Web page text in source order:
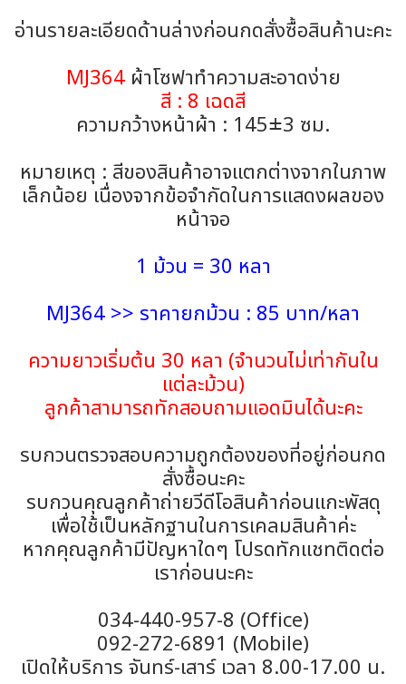
อ่านรายละเอียดด้านล่างก่อนกดสั่งซื้อสินค้านะคะ
MJ364ผ้าโซฟาทำความสะอาดง่าย
สี : 8 เฉดสี
ความกว้างหน้าผ้า : 145±3 ซม.
หมายเหตุ : สีของสินค้าอาจแตกต่างจากในภาพ
เล็กน้อย เนื่องจากข้อจำกัดในการแสดงผลของ
หน้าจอ
1 ม้วน = 30 หลา
MJ364 >> ราคายกม้วน : 85 บาท/หลา
ความยาวเริ่มต้น 30 หลา (จำนวนไม่เท่ากันใน
แต่ละม้วน)
ลูกค้าสามารถทักสอบถามแอดมินได้นะคะ
รบกวนตรวจสอบความถูกต้องของที่อยู่ก่อนกด
สั่งซื้อนะคะ
รบกวนคุณลูกค้าถ่ายวีดีโอสินค้าก่อนแกะพัสดุ
เพื่อใช้เป็นหลักฐานในการเคลมสินค้าค่ะ
หากคุณลูกค้ามีปัญหาใดๆ โปรดทักแชทติดต่อ
เราก่อนนะคะ
034-440-957-8 (Office)
092-272-6891 (Mobile)
เปิดให้บริการ จันทร์-เสาร์ เวลา 8.00-17.00 น.